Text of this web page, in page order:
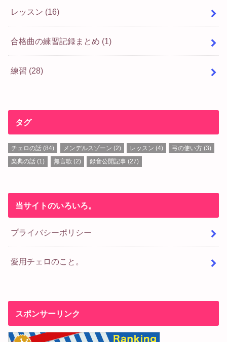
レッスン (16)
合格曲の練習記録まとめ (1)
練習 (28)
タグ
チェロの話 (84) メンデルスゾーン (2) レッスン (4) 弓の使い方 (3)
楽典の話 (1) 無言歌 (2) 録音公開記事(27)
当サイトのいろいろ。
プライバシーポリシー
愛用チェロのこと。
スポンサーリンク